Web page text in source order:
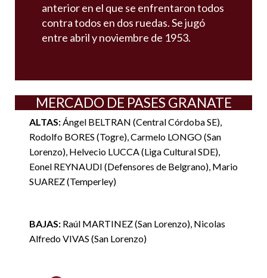
anterior en el que se enfrentaron todos
contra todos en dos ruedas. Se jugó
entre abril y noviembre de 1953.
MERCADO DE PASES GRANATE
ALTAS:Ángel BELTRAN (Central Córdoba SE),
Rodolfo BORES (Togre), Carmelo LONGO (San
Lorenzo), Helvecio LUCCA (Liga Cultural SDE),
Eonel REYNAUDI (Defensores de Belgrano), Mario
SUAREZ (Temperley)
BAJAS: Raúl MARTINEZ (San Lorenzo), Nicolas
Alfredo VIVAS (San Lorenzo)